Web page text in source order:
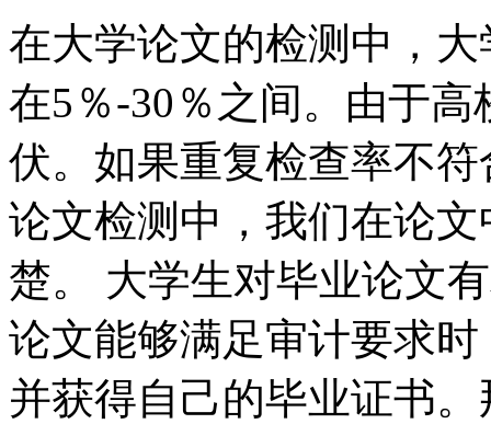
在大学论文的检测中，
在5％-30％之间。由于
伏。如果重复检查率不
论文检测中，我们在论
楚。 大学生对毕业论文
论文能够满足审计要求
并获得自己的毕业证书